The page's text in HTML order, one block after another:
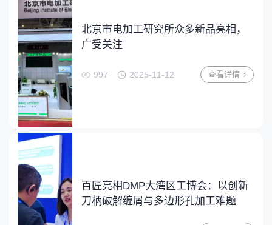
北京市电加工研究所众多新品亮相，
广受关注
997 2025-11-12 查看详情
百匠亮相DMP大湾区工博会：以创新
刀柄破解缠屑与多边形孔加工难题